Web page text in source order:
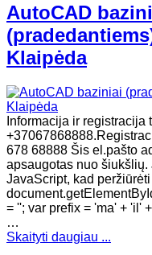
AutoCAD
Klaipėda
Informacija ir registracija
678 68888 Šis el.pašto
apsaugotas nuo
JavaScript, kad peržiūrėti
= ''; var prefix = 'ma' + 'il'
…
Skaityti daugiau ...